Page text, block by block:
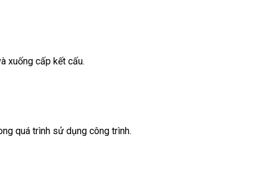
xuống cấp kết cấu.
quá trình sử dụng công trình.